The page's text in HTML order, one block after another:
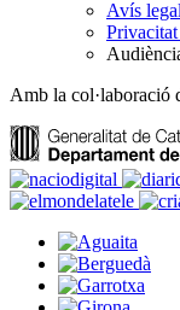
Avís legal
Amb la col·laboració